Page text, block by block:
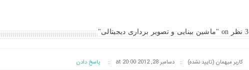
3 نظر on "ماشین بینایی و تصویر برداری دیجیتالی"
کاربر میهمان (تایید نشده) :: دسامبر 28, 2012 at 20:00 :: پاسخ دادن